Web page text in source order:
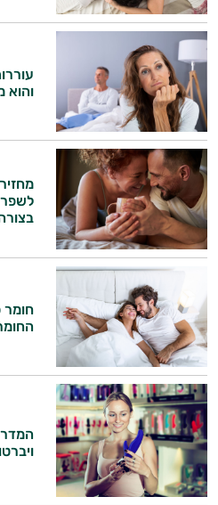
והוא
לשפר
חומר
אני יועץ הבריאות האישי AI של טבע בריא.
התשובות שלי מבוססות על
וספרות מקצועית בתחומי
ותזונת הספורט.
אני כאן כדי לעזור לך
התזונה ומוצרי הבריאות
ולמצב הגופני שלך,
עובדים יחד כדי למקסם
יום וגם בתחום הכושר
המטרה שלי היא להתאים
אישיות מבוססות מדעית.
זה הזמן להתחיל. איך